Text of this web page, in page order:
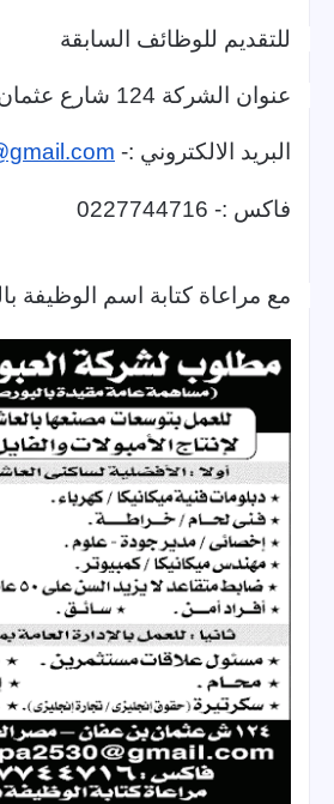
للتقديم للوظائف السابقة
عنوان الشركة 124 شارع عثمان ابن عفان - مصر الجديدة - القاهرة
البريد الالكتروني :-
فاكس :- 0227744716
مع مراعاة كتابة اسم الوظيفة